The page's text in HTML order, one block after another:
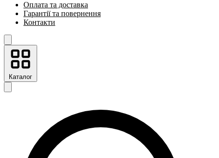
Оплата та доставка
Гарантії та повернення
Контакти
Каталог